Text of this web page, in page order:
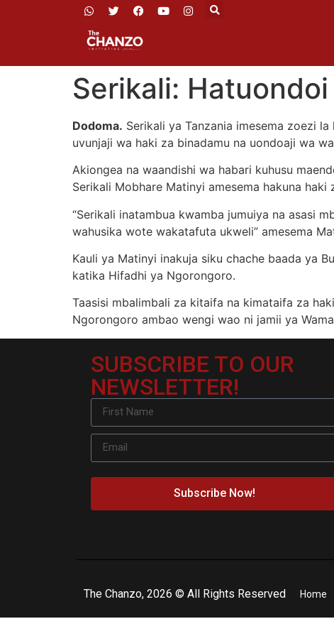
Serikali:
Dodoma. Serikali ya Tanzania imesema zoezi
uvunjaji wa haki za binadamu na uondoaji wa
Akiongea na waandishi wa habari kuhusu
Serikali Mobhare Matinyi amesema hakuna
“Serikali inatambua kwamba jumuiya na asasi
wahusika wote wakatafuta ukweli” amesema
Kauli ya Matinyi inakuja siku chache baada ya
katika Hifadhi ya Ngorongoro.
Taasisi mbalimbali za kitaifa na kimataifa za
Ngorongoro ambao wengi wao ni jamii ya
SUBSCRIBE TO OUR
NEWSLETTER!
Subscribe Now!
The Chanzo, 2026 © All Rights Reserved Home